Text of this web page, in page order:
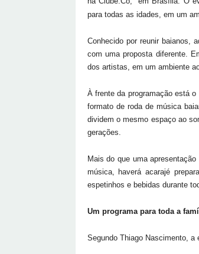
para todas as idades, em um
Conhecido por reunir baianos,
com uma proposta diferente.
dos artistas, em um ambiente
À frente da programação está
formato de roda de música
dividem o mesmo espaço ao
gerações.
Mais do que uma
música, haverá acarajé
espetinhos e bebidas durante
Um programa para toda a
Segundo Thiago Nascimento, a